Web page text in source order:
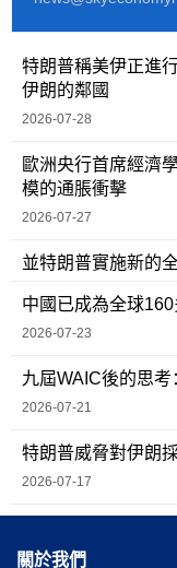
特朗普稱美伊正進
伊朗的鄰國
2026-07-28
歐洲央行首席經濟
模的通脹衝擊
2026-07-27
並特朗普實施新的
中國已成為全球
2026-07-23
九屆WAIC後的思
2026-07-21
特朗普威脅對伊朗
2026-07-17
關於我們